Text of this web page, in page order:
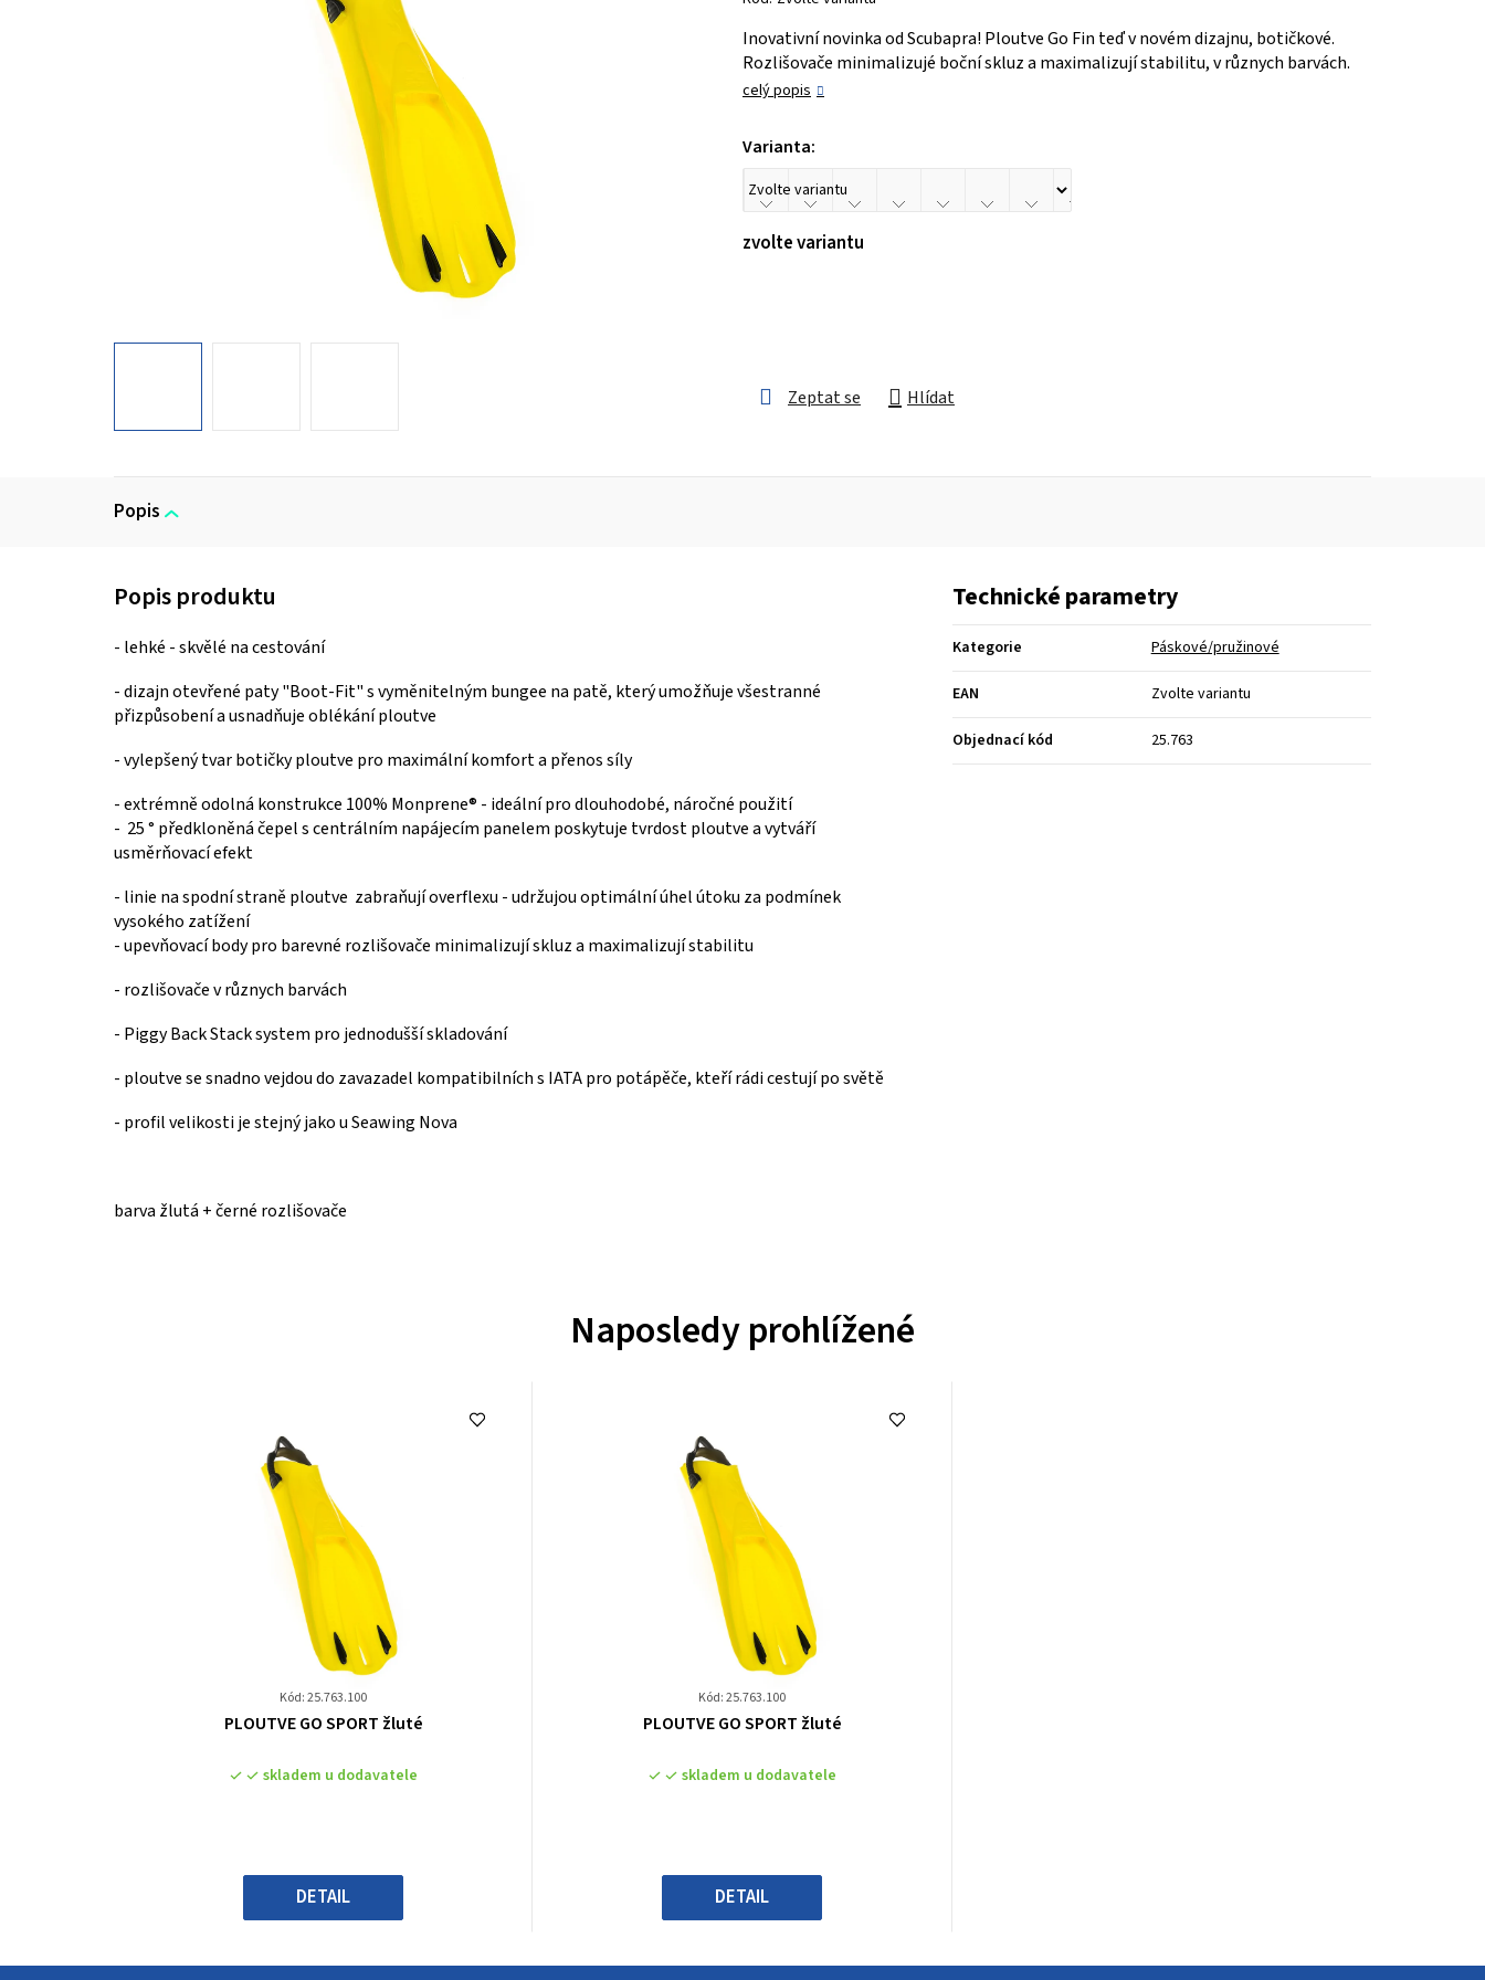
0,0
z 5
hvězdiček.
Inovativní novinka od Scubapra! Ploutve Go Fin teď v novém dizajnu, botičkové.
Rozlišovače minimalizujé boční skluz a maximalizují stabilitu, v různych barvách.
celý popis
Varianta:
zvolte variantu
Zeptat se Hlídat
Popis
- lehké - skvělé na cestování
- dizajn otevřené paty"Boot-Fit"s vyměnitelným bungee na patě, který umožňuje všestranné
přizpůsobení a usnadňuje oblékání ploutve
- vylepšený tvar botičky ploutve pro maximální komfort a přenos síly
-extrémně odolná konstrukce 100% Monprene® - ideální pro dlouhodobé, náročné použití
- 25 ° předkloněná čepel s centrálním napájecím panelem poskytuje tvrdost ploutve a vytváří
usměrňovací efekt
- linie na spodní straně ploutve zabraňují overflexu -udržujou optimální úhel útoku za podmínek
vysokého zatížení
- upevňovací body pro barevné rozlišovače minimalizují skluz a maximalizují stabilitu
- rozlišovače v různych barvách
- Piggy Back Stack system pro jednodušší skladování
- ploutve se snadno vejdou do zavazadel kompatibilních s IATA pro potápěče, kteří rádi cestují po světě
- profil velikosti je stejný jako u Seawing Nova
barva žlutá + černé rozlišovače
Technické parametry
Kategorie Páskové/pružinové
EAN Zvolte variantu
Objednací kód 25.763
Naposledy prohlížené
Kód: 25.763.100
Průměrné
produktu
5
hvězdiček.
PLOUTVE GO SPORT žluté
skladem u dodavatele
DETAIL
Kód: 25.763.100
Průměrné
produktu
5
hvězdiček.
PLOUTVE GO SPORT žluté
skladem u dodavatele
DETAIL